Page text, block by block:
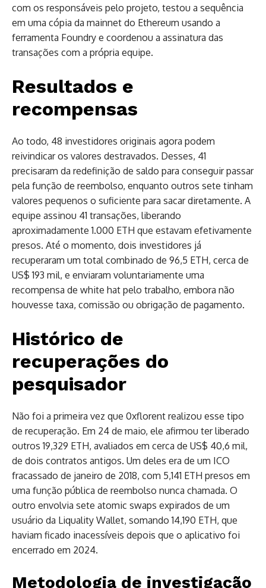
com os responsáveis pelo projeto, testou a sequência
em uma cópia da mainnet do Ethereum usando a
ferramenta Foundry e coordenou a assinatura das
transações com a própria equipe.
Resultados e
recompensas
Ao todo, 48 investidores originais agora podem
reivindicar os valores destravados. Desses, 41
precisaram da redefinição de saldo para conseguir passar
pela função de reembolso, enquanto outros sete tinham
valores pequenos o suficiente para sacar diretamente. A
equipe assinou 41 transações, liberando
aproximadamente 1.000 ETH que estavam efetivamente
presos. Até o momento, dois investidores já
recuperaram um total combinado de 96,5 ETH, cerca de
US$ 193 mil, e enviaram voluntariamente uma
recompensa de white hat pelo trabalho, embora não
houvesse taxa, comissão ou obrigação de pagamento.
Histórico de
recuperações do
pesquisador
Não foi a primeira vez que 0xflorent realizou esse tipo
de recuperação. Em 24 de maio, ele afirmou ter liberado
outros 19,329 ETH, avaliados em cerca de US$ 40,6 mil,
de dois contratos antigos. Um deles era de um ICO
fracassado de janeiro de 2018, com 5,141 ETH presos em
uma função pública de reembolso nunca chamada. O
outro envolvia sete atomic swaps expirados de um
usuário da Liquality Wallet, somando 14,190 ETH, que
haviam ficado inacessíveis depois que o aplicativo foi
encerrado em 2024.
Metodologia de investigação